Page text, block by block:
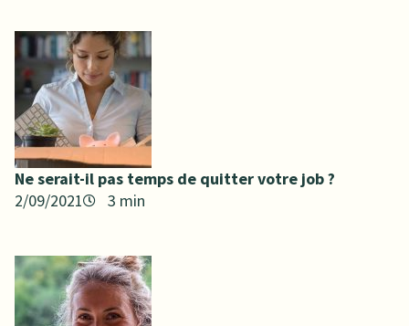
Ne serait-il pas temps de quitter votre job ?
2/09/2021